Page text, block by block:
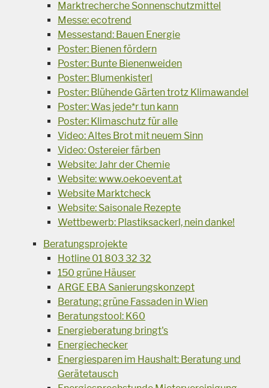
Marktrecherche Sonnenschutzmittel
Messe: ecotrend
Messestand: Bauen Energie
Poster: Bienen fördern
Poster: Bunte Bienenweiden
Poster: Blumenkisterl
Poster: Blühende Gärten trotz Klimawandel
Poster: Was jede*r tun kann
Poster: Klimaschutz für alle
Video: Altes Brot mit neuem Sinn
Video: Ostereier färben
Website: Jahr der Chemie
Website: www.oekoevent.at
Website Marktcheck
Website: Saisonale Rezepte
Wettbewerb: Plastiksackerl, nein danke!
Beratungsprojekte
Hotline 01 803 32 32
150 grüne Häuser
ARGE EBA Sanierungskonzept
Beratung: grüne Fassaden in Wien
Beratungstool: K60
Energieberatung bringt's
Energiechecker
Energiesparen im Haushalt: Beratung und
Gerätetausch